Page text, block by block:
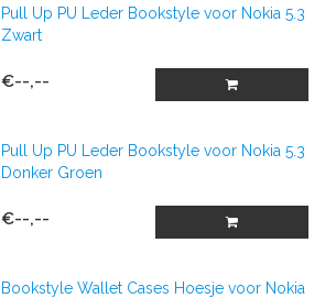
Pull Up PU Leder Bookstyle voor Nokia 5.3
Zwart
€--,--
Pull Up PU Leder Bookstyle voor Nokia 5.3
Donker Groen
€--,--
Bookstyle Wallet Cases Hoesje voor Nokia